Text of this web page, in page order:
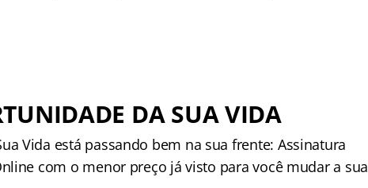
DA SUA VIDA
Vida está passando bem na sua frente: Assinatura
com o menor preço já visto para você mudar a sua